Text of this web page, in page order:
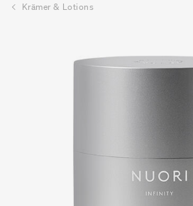
Krämer & Lotions